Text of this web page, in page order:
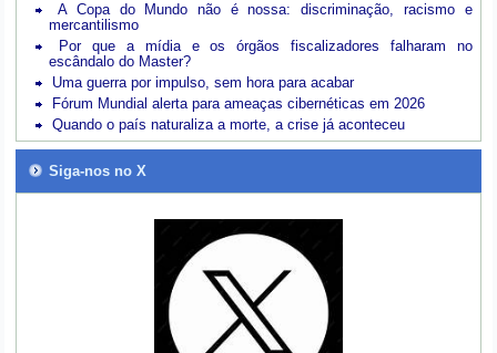
A Copa do Mundo não é nossa: discriminação, racismo e
mercantilismo
Por que a mídia e os órgãos fiscalizadores falharam no
escândalo do Master?
Uma guerra por impulso, sem hora para acabar
Fórum Mundial alerta para ameaças cibernéticas em 2026
Quando o país naturaliza a morte, a crise já aconteceu
Siga-nos no X